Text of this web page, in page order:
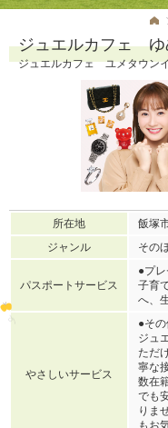
ジュエルカフェ ゆ
ジュエルカフェ ユメタウン
所在地
飯塚
ジャンル
その
パスポートサービス
●プレ
子育
へ、
やさしいサービス
●そ
ジュ
ただ
寧な
数在
でも
りま
もお